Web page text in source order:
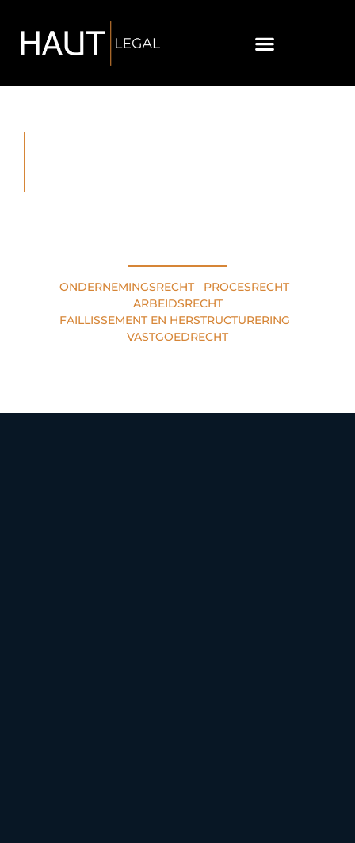
ONDERNEMINGSRECHT• PROCESRECHT•
ARBEIDSRECHT
FAILLISSEMENT EN HERSTRUCTURERING
VASTGOEDRECHT